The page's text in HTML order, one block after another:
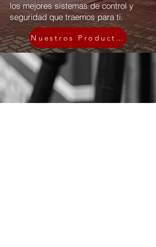
los mejores sistemas de control y
seguridad que traemos para ti.
Nuestros Productos